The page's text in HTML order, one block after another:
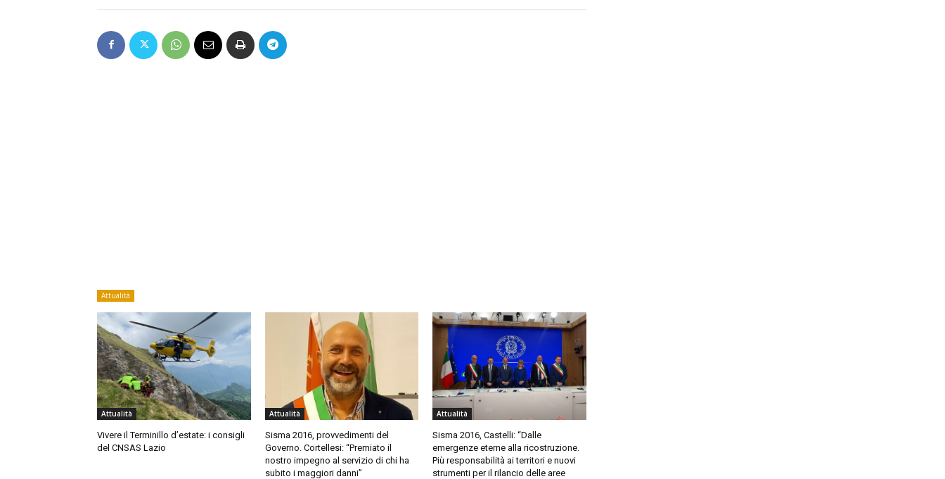
Attualità
Attualità
Vivere il Terminillo d’estate: i consigli
del CNSAS Lazio
Attualità
Sisma 2016, provvedimenti del
Governo. Cortellesi: “Premiato il
nostro impegno al servizio di chi ha
subito i maggiori danni”
Attualità
Sisma 2016, Castelli: “Dalle
emergenze eterne alla ricostruzione.
Più responsabilità ai territori e nuovi
strumenti per il rilancio delle aree